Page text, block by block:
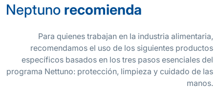
Neptuno recomienda
Para quienes trabajan en la industria alimentaria,
recomendamos el uso de los siguientes productos
específicos basados en los tres pasos esenciales del
programa Nettuno: protección, limpieza y cuidado de las
manos.